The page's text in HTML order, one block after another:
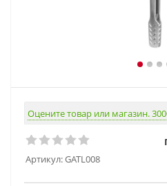
Оцените товар или магазин.
Артикул:GATL008